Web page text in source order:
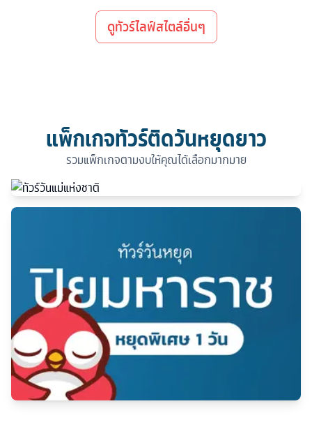
ดูทัวร์ไลฟ์สไตล์อื่นๆ
แพ็กเกจทัวร์ติดวันหยุดยาว
รวมแพ็กเกจตามงบให้คุณได้เลือกมากมาย